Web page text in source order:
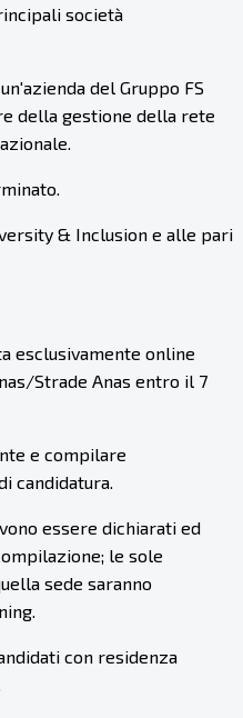
società
del Gruppo FS
della gestione della rete
& Inclusion e alle pari
esclusivamente online
Strade Anas entro il 7
e compilare
candidatura.
essere dichiarati ed
le sole
sede saranno
con residenza